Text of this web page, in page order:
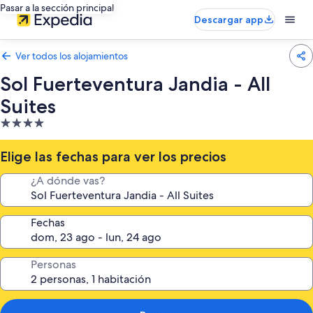
Pasar a la sección principal
Descargar app
Ver todos los alojamientos
Sol Fuerteventura Jandia - All
Suites
Alojamiento
de
4.0 estrellas
Elige las fechas para ver los precios
¿A dónde vas?
Fechas
Personas